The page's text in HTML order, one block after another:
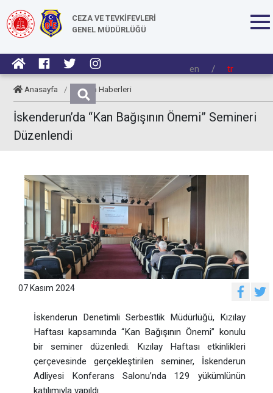
CEZA VE TEVKİFEVLERİ
GENEL MÜDÜRLÜĞÜ
en / tr
Anasayfa / Kurum Haberleri
İskenderun’da “Kan Bağışının Önemi” Semineri
Düzenlendi
07 Kasım 2024
İskenderun Denetimli Serbestlik Müdürlüğü, Kızılay
Haftası kapsamında “Kan Bağışının Önemi” konulu
bir seminer düzenledi. Kızılay Haftası etkinlikleri
çerçevesinde gerçekleştirilen seminer, İskenderun
Adliyesi Konferans Salonu’nda 129 yükümlünün
katılımıyla yapıldı.